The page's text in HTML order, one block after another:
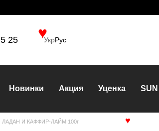
25 УкрРус
Новинки Акция Уценка SUN
ЛАДАН И КАФФИР-ЛАЙМ 100г
♥